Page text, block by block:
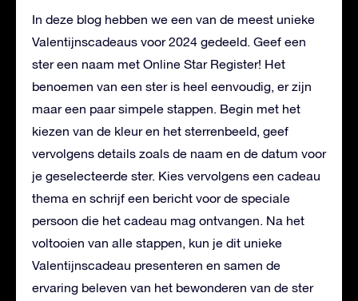
In deze blog hebben we een van de meest unieke
Valentijnscadeaus voor 2024 gedeeld. Geef een
ster een naam met Online Star Register! Het
benoemen van een ster is heel eenvoudig, er zijn
maar een paar simpele stappen. Begin met het
kiezen van de kleur en het sterrenbeeld, geef
vervolgens details zoals de naam en de datum voor
je geselecteerde ster. Kies vervolgens een cadeau
thema en schrijf een bericht voor de speciale
persoon die het cadeau mag ontvangen. Na het
voltooien van alle stappen, kun je dit unieke
Valentijnscadeau presenteren en samen de
ervaring beleven van het bewonderen van de ster